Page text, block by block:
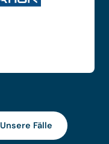
Unsere Fälle